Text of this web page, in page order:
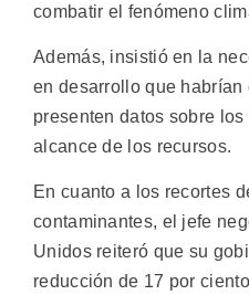
combatir el fenómeno
Además, insistió en la
en desarrollo que
presenten datos sobre
alcance de los recursos.
En cuanto a los recortes
contaminantes, el jefe
Unidos reiteró que su
reducción de 17 por